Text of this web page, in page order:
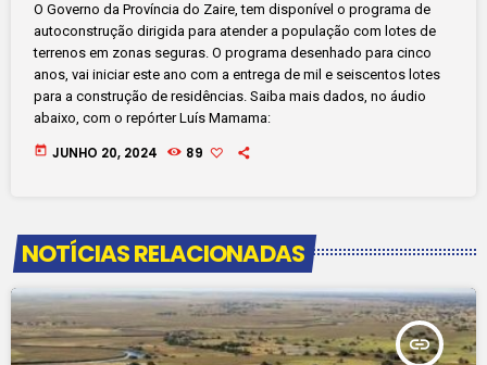
O Governo da Província do Zaire, tem disponível o programa de
autoconstrução dirigida para atender a população com lotes de
terrenos em zonas seguras. O programa desenhado para cinco
anos, vai iniciar este ano com a entrega de mil e seiscentos lotes
para a construção de residências. Saiba mais dados, no áudio
abaixo, com o repórter Luís Mamama:
today JUNHO 20, 2024 89
NOTÍCIAS RELACIONADAS
insert_link